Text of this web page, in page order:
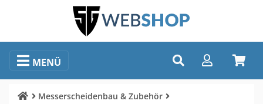
MENÜ
Messerscheidenbau & Zubehör